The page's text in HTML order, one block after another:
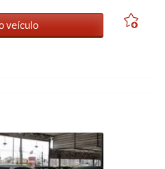
veículo